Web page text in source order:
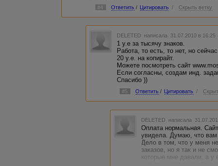
#4 Ответить / Цитировать / Скрыть ветку
DELETED написала 31.07.2010 в
1 у.е за тысячу знаков.
Работа, то есть, то нет, но
20 у.е. на копирайт.
Можете посмотреть сайт
Если согласны, создам инд.
Спасибо ))
#5 Ответить / Цитировать /
DELETED написала
Оплата нормальная.
увидела. Думаю, что вам
Дело в том, что у меня
заказов, но я так и не
которые мне давали, а у